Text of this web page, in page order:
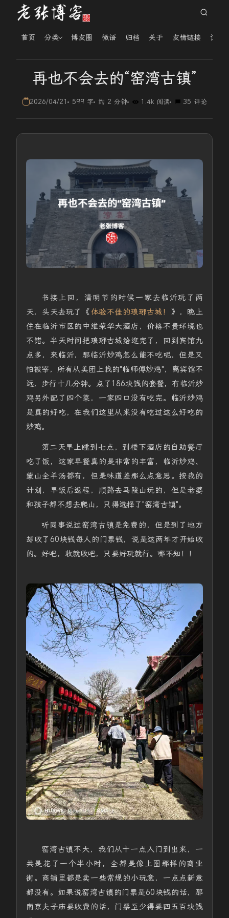
首页 分类 博友圈 微语 归档 关于 友情链接 读者
再也不会去的“窑湾古镇”
2026/04/21 599 字 约 2 分钟 1.4k 阅读 35 评论
书接上回，清明节的时候一家去临沂玩了两
天，头天去玩了《体验不佳的琅琊古城！
》，晚上
住在临沂市区的中维荣华大酒店，价格不贵环境也
不错。半天时间把琅琊古城给逛完了，回到宾馆九
点多，来临沂，那临沂炒鸡怎么能不吃呢，但是又
怕被宰，所有从美团上找的"临师傅炒鸡"，离宾馆不
远，步行十几分钟。点了186块钱的套餐，有临沂炒
鸡另外配了四个菜，一家四口没有吃完。临沂炒鸡
是真的好吃，在我们这里从来没有吃过这么好吃的
炒鸡。
第二天早上睡到七点，到楼下酒店的自助餐厅
吃了饭，这家早餐真的是非常的丰富，临沂炒鸡、
蒙山全羊汤都有，但是味道差那么点意思。按我的
计划，早饭后返程，顺路去马陵山玩的，但是老婆
和孩子都不想去爬山，只得选择了"窑湾古镇"。
听同事说过窑湾古镇是免费的，但是到了地方
却收了60块钱每人的门票钱，说是这两年才开始收
的。好吧，收就收吧，只要好玩就行。哪不知！！
窑湾古镇不大，我们从十一点入门到出来，一
共是花了一个半小时，全都是像上图那样的商业
街。商铺里都是卖一些常规的小玩意，一点点新意
都没有。如果说窑湾古镇的门票是60块钱的话，那
南京夫子庙要收费的话，门票至少得要四五百块钱